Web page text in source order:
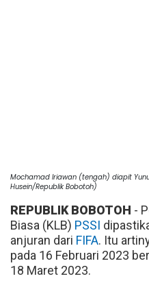
Mochamad Iriawan (tengah) diapit
Husein/Republik Bobotoh)
REPUBLIK BOBOTOH -
Biasa (KLB) PSSI
anjuran dari FIFA. Itu
pada 16 Februari 2023
18 Maret 2023.